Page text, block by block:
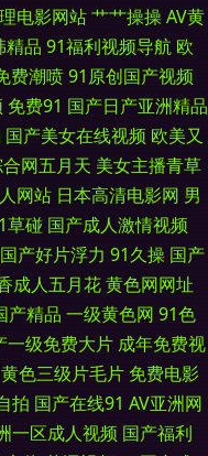
中文 熟女东北 变态
利影院 超碰97打炮偷
黄色地址五月天 午
av高清电影资源 美女
91黄色图片 久久大
文 91熟女91 欧美AA
老湿久久 91传媒免
碰97操 日本女同伦理
电影网站艹艹操操AV黄
精品 91福利视频导航 欧
费潮喷91原创国产视频
免费91 国产日产亚洲精品
国产美女在线视频 欧美又
网五月天 美女主播青草
网站 日本高清电影网 男
草碰 国产成人激情视频
国产好片浮力 91久操 国产
成人五月花黄色网网址
产精品 一级黄色网 91色
一级免费大片 成年免费视
黄色三级片毛片 免费电影
拍 国产在线91 AV亚洲网
一区成人视频 国产福利